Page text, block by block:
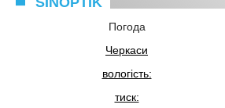
Погода
Черкаси
вологість:
тиск: